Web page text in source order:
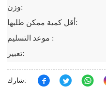
وزن:
أقل كمية ممكن طلبها:
موعد التسليم :
تعبير:
شارك: